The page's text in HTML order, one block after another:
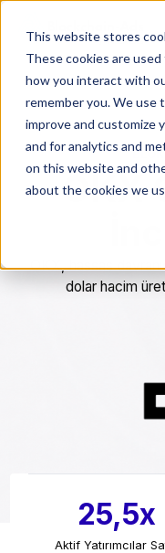
This website stores
These cookies are
how you interact with
remember you. We use
improve and customize
and for analytics and
on this website and
about the cookies we
OKX
OKX, hassas
dolar hacim
25,5x
Aktif Yatırımcılar